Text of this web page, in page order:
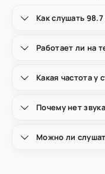
Как слушать
Работает ли на
Какая частота у
Почему нет
Можно ли